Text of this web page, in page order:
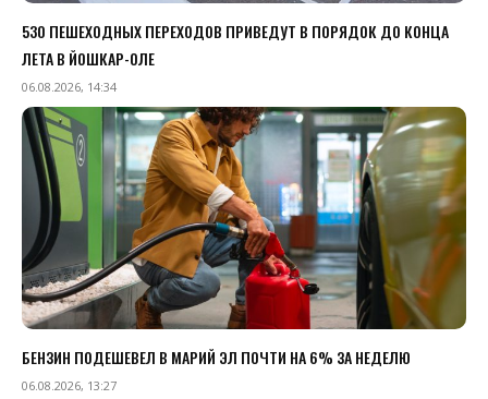
530 ПЕШЕХОДНЫХ ПЕРЕХОДОВ ПРИВЕДУТ В ПОРЯДОК ДО КОНЦА
ЛЕТА В ЙОШКАР-ОЛЕ
06.08.2026, 14:34
БЕНЗИН ПОДЕШЕВЕЛ В МАРИЙ ЭЛ ПОЧТИ НА 6% ЗА НЕДЕЛЮ
06.08.2026, 13:27